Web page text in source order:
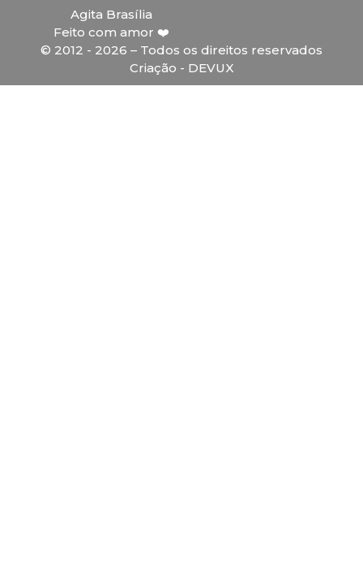
Agita Brasília
Feito com amor ❤️
© 2012 - 2026 – Todos os direitos reservados
Criação - DEVUX